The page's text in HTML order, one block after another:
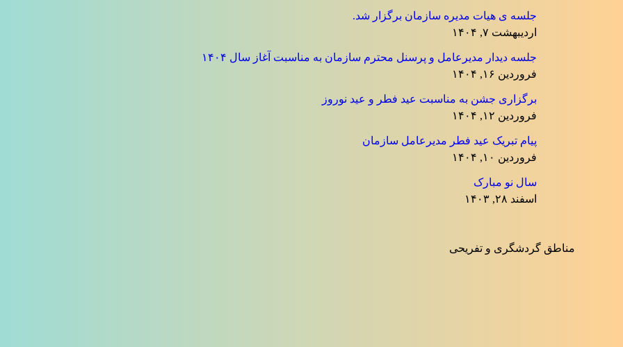
جلسه ی هیات مدیره سازمان برگزار شد.
اردیبهشت ۷, ۱۴۰۴
جلسه دیدار مدیرعامل و پرسنل محترم سازمان به مناسبت آغاز سال ۱۴۰۴
فروردین ۱۶, ۱۴۰۴
برگزاری جشن به مناسبت عید فطر و عید نوروز
فروردین ۱۲, ۱۴۰۴
پیام تبریک عید فطر مدیرعامل سازمان
فروردین ۱۰, ۱۴۰۴
سال نو مبارک
اسفند ۲۸, ۱۴۰۳
مناطق گردشگری و تفریحی